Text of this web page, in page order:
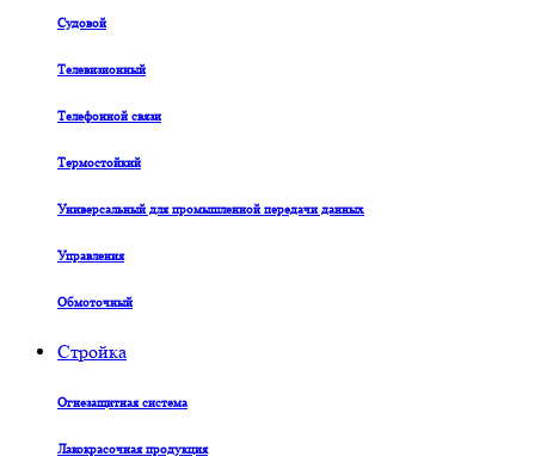
Судовой
Телевизионный
Телефонной связи
Термостойкий
Универсальный для промышленной передачи данных
Управления
Обмоточный
Стройка
Огнезащитная система
Лакокрасочная продукция